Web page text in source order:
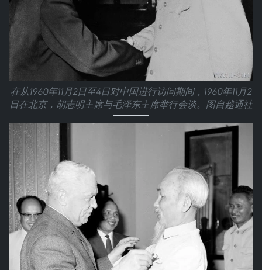
在从1960年11月2日至4日对中国进行访问期间，1960年11月2
日在北京，胡志明主席与毛泽东主席举行会谈。图自越通社